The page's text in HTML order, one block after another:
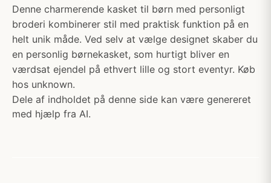
Denne charmerende kasket til børn med personligt
broderi kombinerer stil med praktisk funktion på en
helt unik måde. Ved selv at vælge designet skaber du
en personlig børnekasket, som hurtigt bliver en
værdsat ejendel på ethvert lille og stort eventyr. Køb
hos unknown.
Dele af indholdet på denne side kan være genereret
med hjælp fra AI.